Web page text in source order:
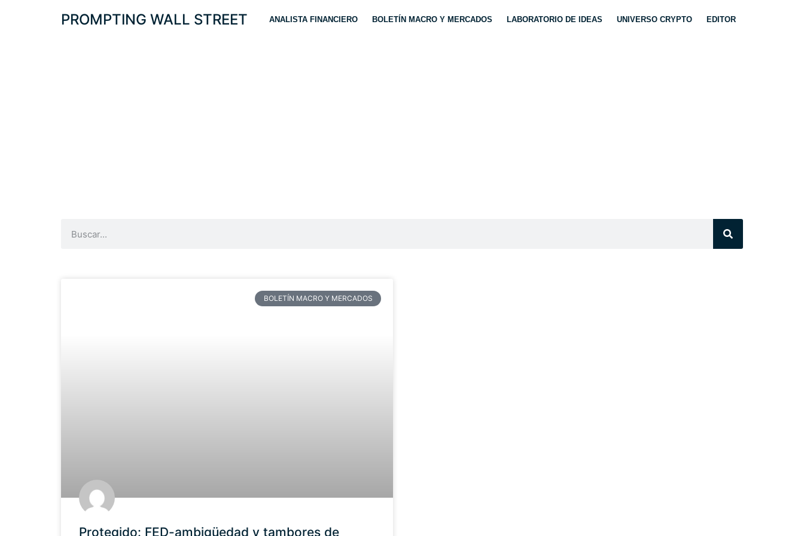
PROMPTING WALL STREET ANALISTA FINANCIERO BOLETÍN MACRO Y MERCADOS LABORATORIO DE IDEAS UNIVERSO CRYPTO EDITOR
BOLETÍN MACRO Y MERCADOS
Protegido: FED-ambigüedad y tambores de